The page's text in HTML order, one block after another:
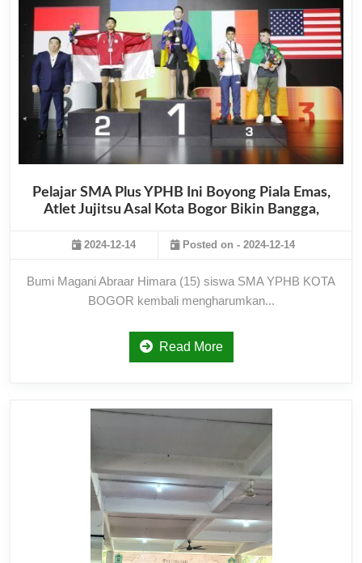
Pelajar SMA Plus YPHB Ini Boyong Piala Emas,
Atlet Jujitsu Asal Kota Bogor Bikin Bangga,
2024-12-14 Posted on - 2024-12-14
Bumi Magani Abraar Himara (15) siswa SMA YPHB KOTA
BOGOR kembali mengharumkan...
Read More